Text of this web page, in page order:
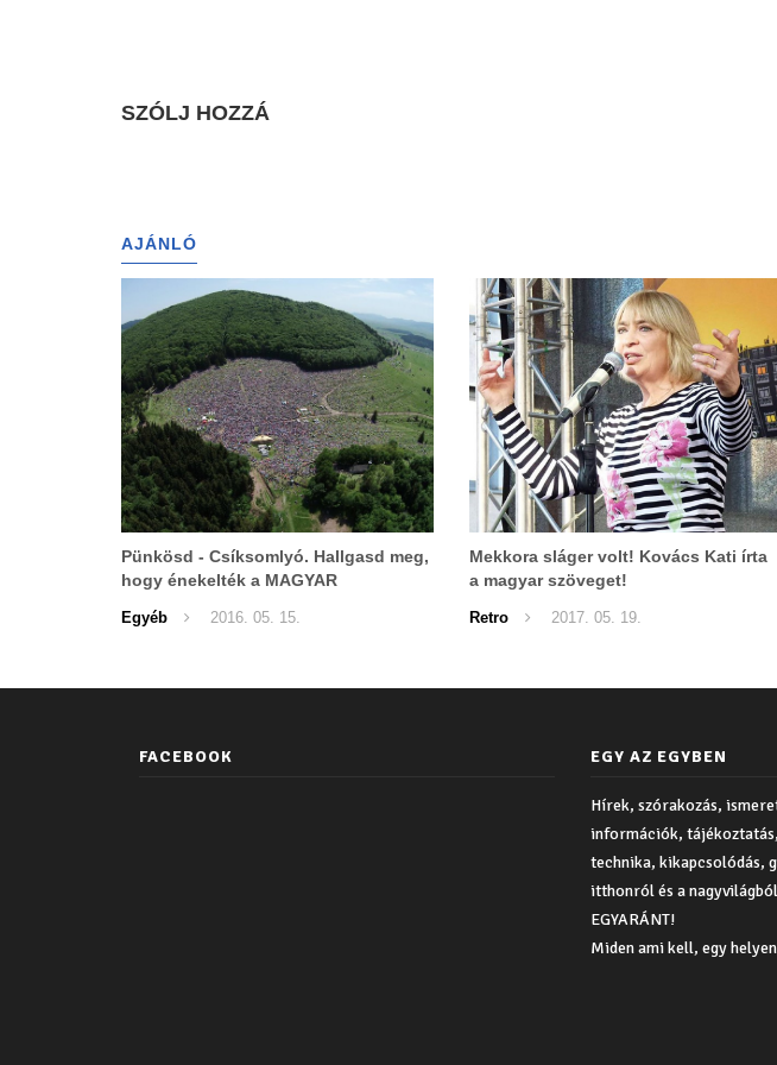
SZÓLJ HOZZÁ
AJÁNLÓ
Pünkösd - Csíksomlyó. Hallgasd meg,
hogy énekelték a MAGYAR
Egyéb 2016. 05. 15.
Mekkora sláger volt! Kovács Kati írta
a magyar szöveget!
Retro 2017. 05. 19.
FACEBOOK EGY AZ EGYBEN
Hírek, szórakozás,
információk,
technika, kikapcsolódás,
itthonról és a
EGYARÁNT!
Miden ami kell, egy